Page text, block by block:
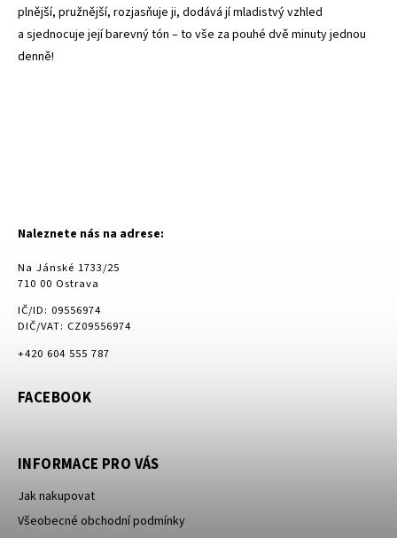
plnější, pružnější, rozjasňuje ji, dodává jí mladistvý vzhled
a sjednocuje její barevný tón – to vše za pouhé dvě minuty jednou
denně!
Naleznete nás na adrese:
Na Jánské 1733/25
710 00 Ostrava
IČ/ID: 09556974
DIČ/VAT: CZ09556974
+420 604 555 787
FACEBOOK
INFORMACE PRO VÁS
Jak nakupovat
Všeobecné obchodní podmínky